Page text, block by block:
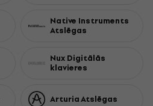
Native Instruments
Atslēgas
Nux Digitālās
klavieres
Arturia Atslēgas